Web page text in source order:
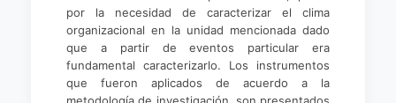
por la necesidad de caracterizar el clima
organizacional en la unidad mencionada dado
que a partir de eventos particular era
fundamental caracterizarlo. Los instrumentos
que fueron aplicados de acuerdo a la